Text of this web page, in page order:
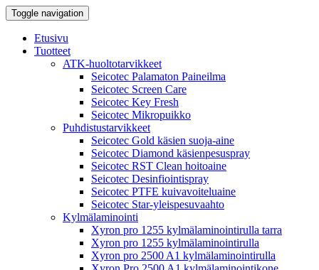
Toggle navigation
Etusivu
Tuotteet
ATK-huoltotarvikkeet
Seicotec Palamaton Paineilma
Seicotec Screen Care
Seicotec Key Fresh
Seicotec Mikropuikko
Puhdistustarvikkeet
Seicotec Gold käsien suoja-aine
Seicotec Diamond käsienpesuspray
Seicotec RST Clean hoitoaine
Seicotec Desinfiointispray
Seicotec PTFE kuivavoiteluaine
Seicotec Star-yleispesuvaahto
Kylmälaminointi
Xyron pro 1255 kylmälaminointirulla tarra
Xyron pro 1255 kylmälaminointirulla
Xyron pro 2500 A1 kylmälaminointirulla